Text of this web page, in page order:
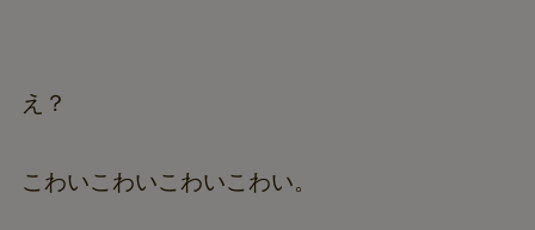
え？
こわいこわいこわいこわい。